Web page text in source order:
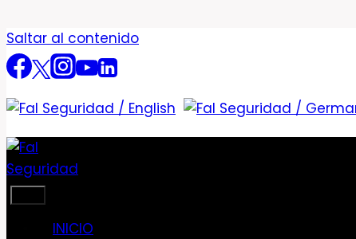
Saltar al contenido
INICIO